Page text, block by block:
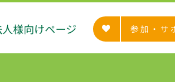
人様向けページ 参加・サ